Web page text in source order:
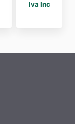
Iva Inc